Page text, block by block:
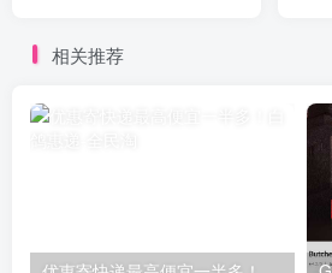
相关推荐